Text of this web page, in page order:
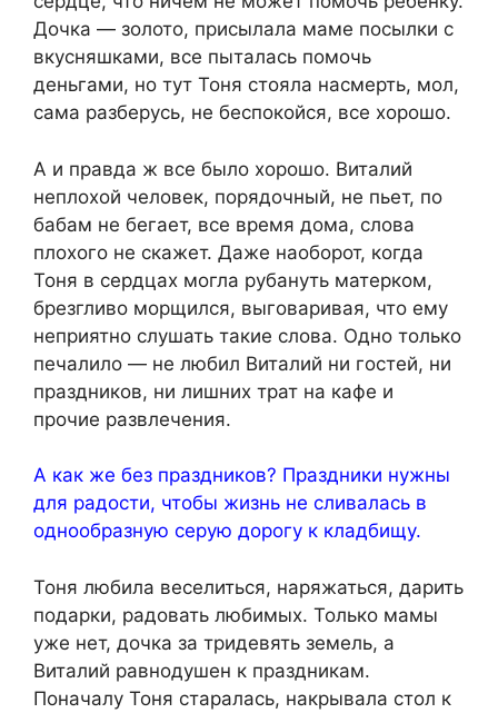
Дочка — золото, присылала маме посылки с
вкусняшками, все пыталась помочь
деньгами, но тут Тоня стояла нacмерть, мол,
сама разберусь, не беспокойся, все хорошо.
А и правда ж все было хорошо. Виталий
неплохой человек, порядочный, не пьeт, по
бабам не бегает, все время дома, слова
плохого не скажет. Даже наоборот, когда
Тоня в сердцах могла рубануть матерком,
брезгливо морщился, выговаривая, что ему
неприятно слушать такие слова. Одно только
печалило — не любил Виталий ни гостей, ни
праздников, ни лишних трат на кафе и
прочие развлечения.
А как же без праздников? Праздники нужны
для радости, чтобы жизнь не сливалась в
однообразную серую дорогу к клaдбищу.
Тоня любила веселиться, наряжаться, дарить
подарки, радовать любимых. Только мамы
уже нет, дочка за тридевять земель, а
Виталий равнодушен к праздникам.
Поначалу Тоня старалась, накрывала стол к